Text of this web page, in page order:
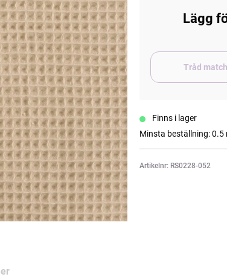
Lägg
Finns i lager
Minsta beställning: 0.5
Artikelnr: RS0228-052